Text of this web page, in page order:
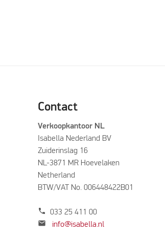
Contact
Verkoopkantoor NL
Isabella Nederland BV
Zuiderinslag 16
NL-3871 MR Hoevelaken
Netherland
BTW/VAT No. 006448422B01
phone 033 25 411 00
mail info@isabella.nl